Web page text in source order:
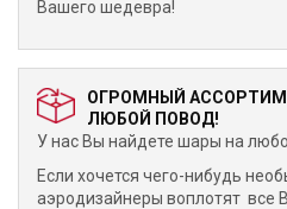
Вашего шедевра!
ОГРОМНЫЙ
ЛЮБОЙ ПОВОД!
У нас Вы найдете шары на
Если хочется чего-нибудь
аэродизайнеры воплотят все